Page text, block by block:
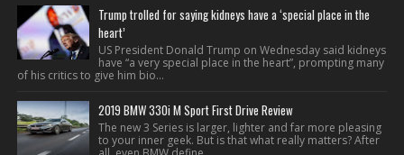
Trump trolled for saying kidneys have a ‘special place in the
heart’
US President Donald Trump on Wednesday said kidneys
have “a very special place in the heart”, prompting many
of his critics to give him bio...
2019 BMW 330i M Sport First Drive Review
The new 3 Series is larger, lighter and far more pleasing
to your inner geek. But is that what really matters? After